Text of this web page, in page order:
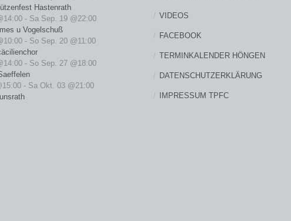
Hastenrath
- Sa Sep. 19 @22:00
u Vogelschuß
- So Sep. 20 @11:00
- So Sep. 27 @18:00
- Sa Okt. 03 @21:00
VIDEOS
FACEBOOK
TERMINKALENDER HÖNGEN
DATENSCHUTZERKLÄRUNG
IMPRESSUM TPFC